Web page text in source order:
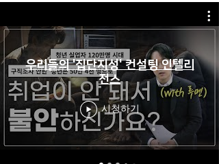
우리들의 '집단지성' 컨설팅 인텔리
전스
시청하기